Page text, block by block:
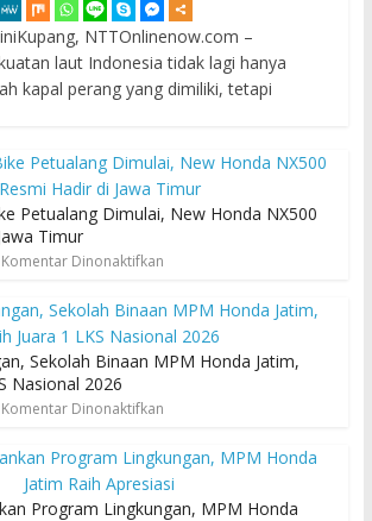
NTTOnlinenow.com –
laut Indonesia tidak lagi hanya
kapal perang yang dimiliki, tetapi
Petualang Dimulai, New Honda NX500
Timur
Komentar Dinonaktifkan
Sekolah Binaan MPM Honda Jatim,
Nasional 2026
Komentar Dinonaktifkan
Program Lingkungan, MPM Honda